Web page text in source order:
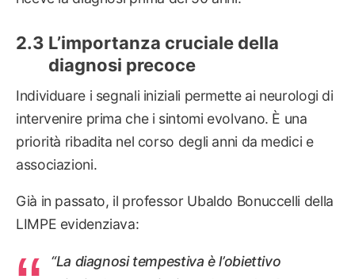
L’importanza cruciale della
diagnosi precoce
Individuare i segnali iniziali permette ai neurologi di
intervenire prima che i sintomi evolvano. È una
priorità ribadita nel corso degli anni da medici e
associazioni.
Già in passato, il professor Ubaldo Bonuccelli della
LIMPE evidenziava:
“La diagnosi tempestiva è l’obiettivo